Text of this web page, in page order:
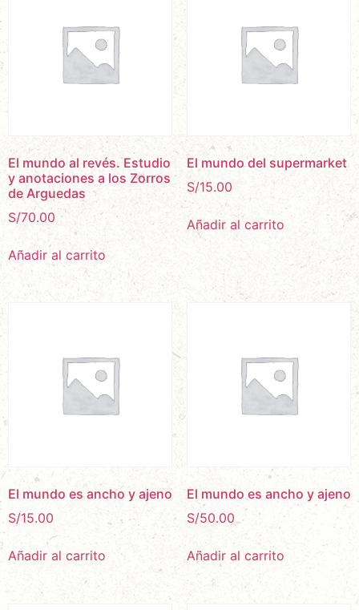
El mundo al revés. Estudio
y anotaciones a los Zorros
de Arguedas
S/70.00
Añadir al carrito
El mundo del supermarket
S/15.00
Añadir al carrito
El mundo es ancho y ajeno
S/15.00
Añadir al carrito
El mundo es ancho y ajeno
S/50.00
Añadir al carrito